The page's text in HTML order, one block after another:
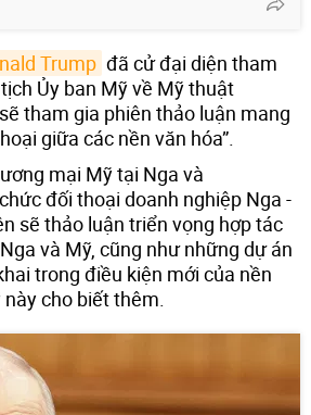
Trump đã cử đại diện tham
Ủy ban Mỹ về Mỹ thuật
tham gia phiên thảo luận mang
giữa các nền văn hóa”.
mại Mỹ tại Nga và
đối thoại doanh nghiệp Nga -
sẽ thảo luận triển vọng hợp tác
và Mỹ, cũng như những dự án
trong điều kiện mới của nền
cho biết thêm.